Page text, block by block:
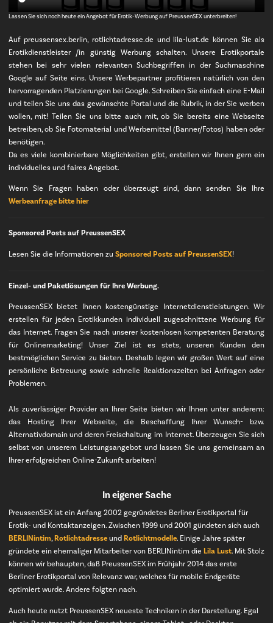
Lassen Sie sich noch heute ein Angebot für Erotik-Werbung auf PreussenSEX unterbreiten!
Auf preussensex.berlin, rotlichtadresse.de und lila-lust.de können Sie als
Erotikdienstleister /in günstig Werbung schalten. Unsere Erotikportale
stehen bei sehr vielen relevanten Suchbegriffen in der Suchmaschine
Google auf Seite eins. Unsere Werbepartner profitieren natürlich von den
hervorragenden Platzierungen bei Google. Schreiben Sie einfach eine E-Mail
und teilen Sie uns das gewünschte Portal und die Rubrik, in der Sie werben
wollen, mit! Teilen Sie uns bitte auch mit, ob Sie bereits eine Webseite
betreiben, ob Sie Fotomaterial und Werbemittel (Banner/Fotos) haben oder
benötigen.
Da es viele kombinierbare Möglichkeiten gibt, erstellen wir Ihnen gern ein
individuelles und faires Angebot.
Wenn Sie Fragen haben oder überzeugt sind, dann senden Sie Ihre
Werbeanfrage bitte hier
Sponsored Posts auf PreussenSEX
Lesen Sie die Informationen zu Sponsored Posts auf PreussenSEX!
Einzel- und Paketlösungen für Ihre Werbung.
PreussenSEX bietet Ihnen kostengünstige Internetdienstleistungen. Wir
erstellen für jeden Erotikkunden individuell zugeschnittene Werbung für
das Internet. Fragen Sie nach unserer kostenlosen kompetenten Beratung
für Onlinemarketing! Unser Ziel ist es stets, unseren Kunden den
bestmöglichen Service zu bieten. Deshalb legen wir großen Wert auf eine
persönliche Betreuung sowie schnelle Reaktionszeiten bei Anfragen oder
Problemen.
Als zuverlässiger Provider an Ihrer Seite bieten wir Ihnen unter anderem:
das Hosting Ihrer Webseite, die Beschaffung Ihrer Wunsch- bzw.
Alternativdomain und deren Freischaltung im Internet. Überzeugen Sie sich
selbst von unserem Leistungsangebot und lassen Sie uns gemeinsam an
Ihrer erfolgreichen Online-Zukunft arbeiten!
In eigener Sache
PreussenSEX ist ein Anfang 2002 gegründetes Berliner Erotikportal für
Erotik- und Kontaktanzeigen. Zwischen 1999 und 2001 gündeten sich auch
BERLINintim,RotlichtadresseundRotlichtmodelle. Einige Jahre später
gründete ein ehemaliger Mitarbeiter von BERLINintim die Lila Lust. Mit Stolz
können wir behaupten, daß PreussenSEX im Frühjahr 2014 das erste
Berliner Erotikportal von Relevanz war, welches für mobile Endgeräte
optimiert wurde. Andere folgten nach.
Auch heute nutzt PreussenSEX neueste Techniken in der Darstellung. Egal